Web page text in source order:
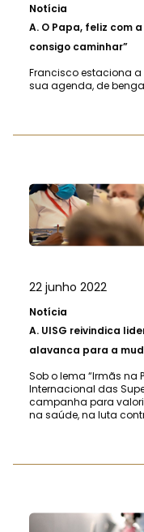
Notícia
A. O Papa, feliz com
consigo caminhar”
Francisco estaciona
sua agenda, de
22 junho 2022
Notícia
A. UISG reivindica
alavanca para a
Sob o lema “Irmãs na
Internacional das
campanha para
na saúde, na luta